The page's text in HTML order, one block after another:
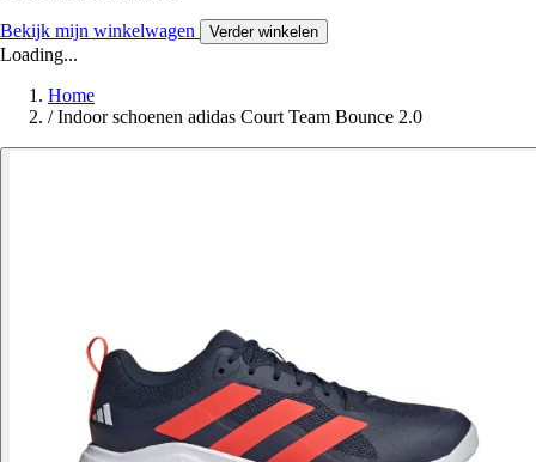
Bekijk mijn winkelwagen Verder winkelen
Loading...
Home
/ Indoor schoenen adidas Court Team Bounce 2.0